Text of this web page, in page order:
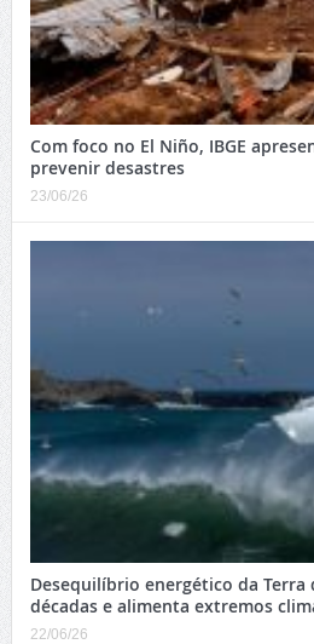
Com foco no El Niño, IBGE
prevenir desastres
23/06/26
Desequilíbrio energético da
décadas e alimenta extremos
22/06/26